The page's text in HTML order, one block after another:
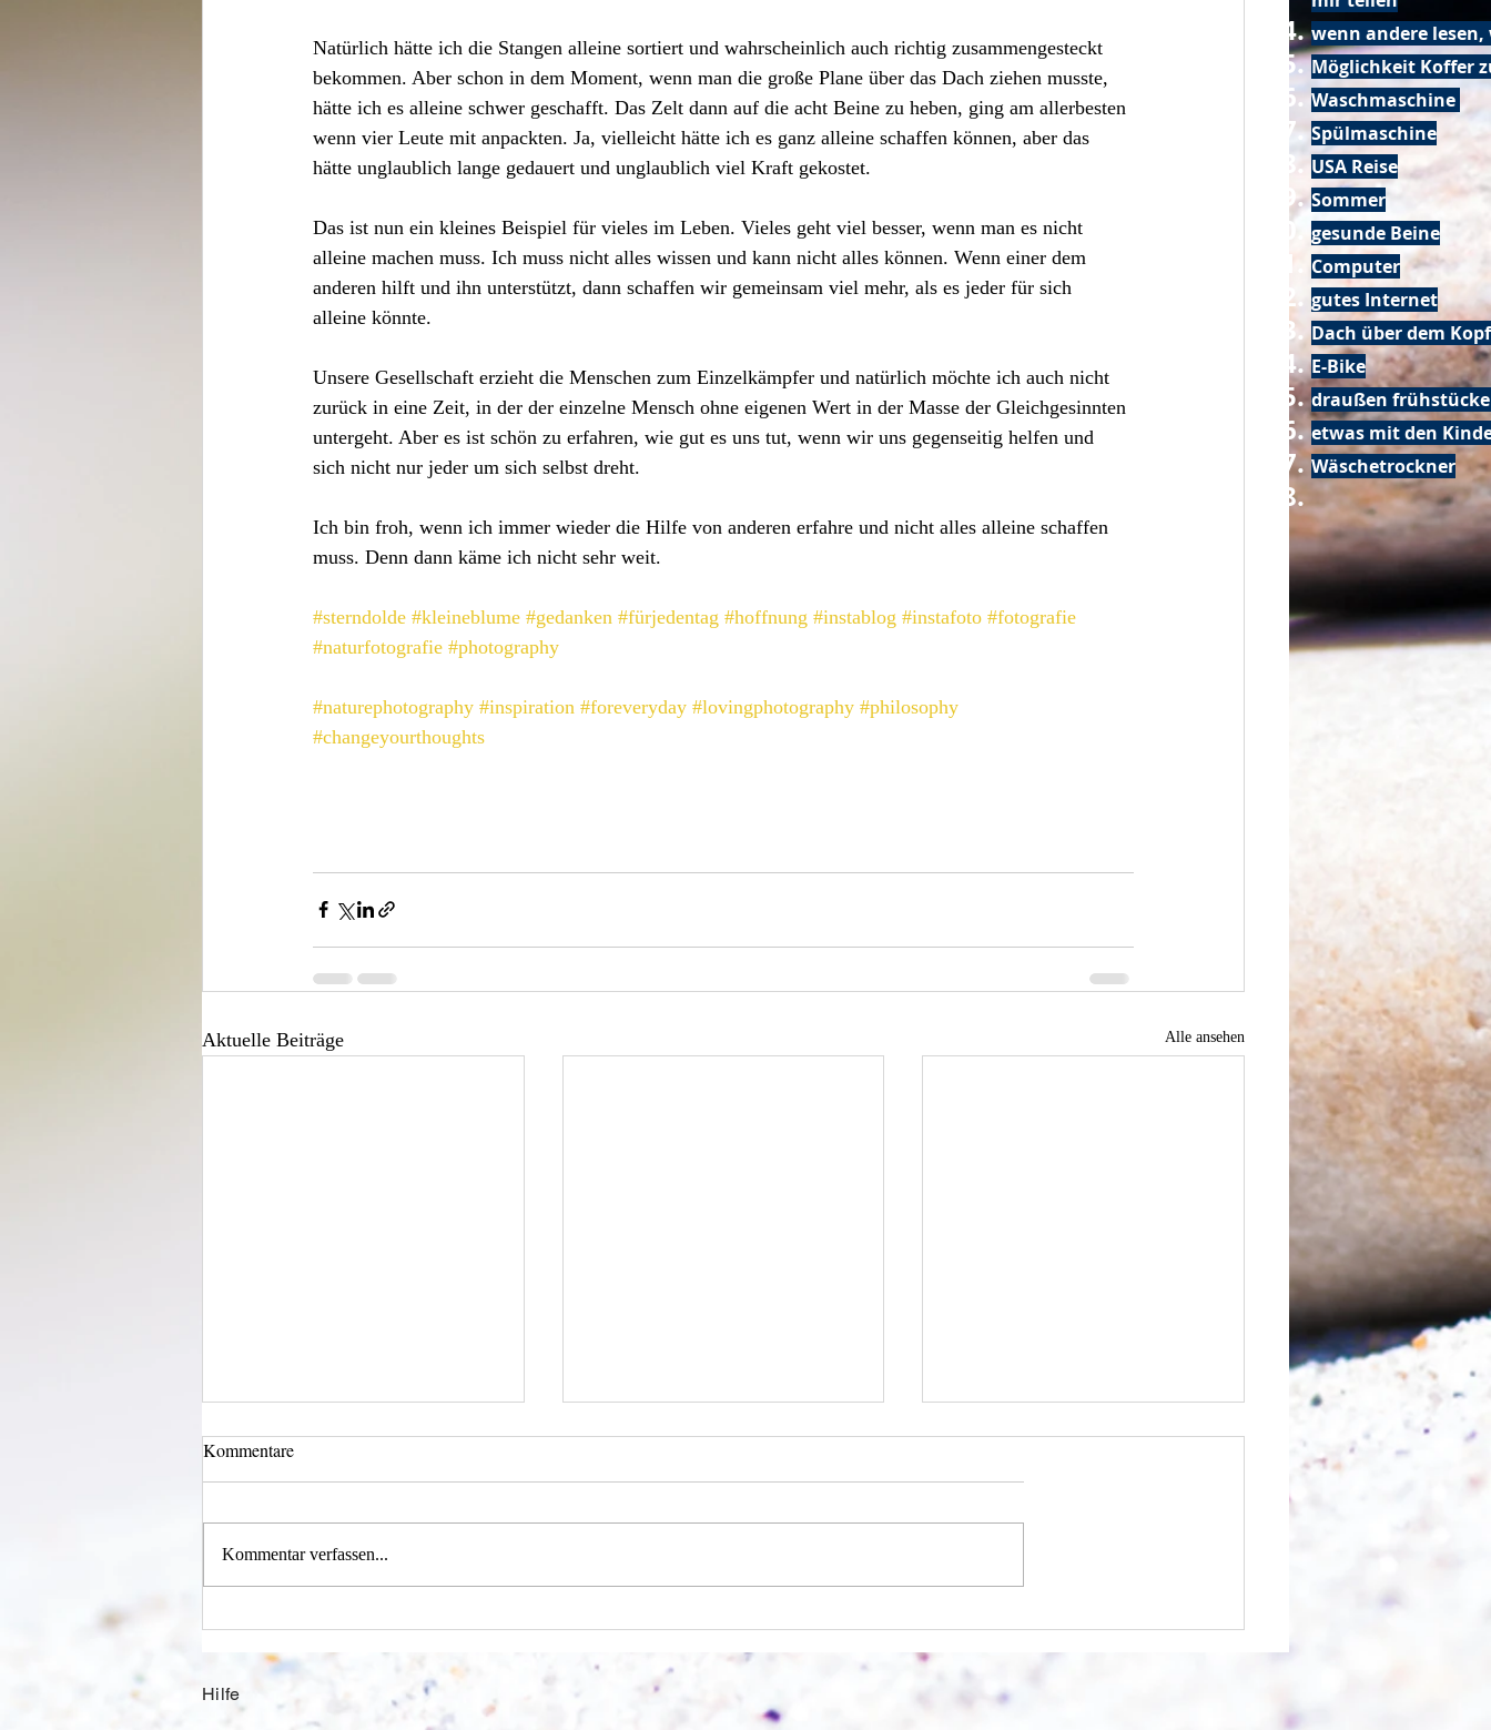
Natürlich hätte ich die Stangen alleine sortiert und wahrscheinlich auch richtig zusammengesteckt
bekommen. Aber schon in dem Moment, wenn man die große Plane über das Dach ziehen musste,
hätte ich es alleine schwer geschafft. Das Zelt dann auf die acht Beine zu heben, ging am allerbesten
wenn vier Leute mit anpackten. Ja, vielleicht hätte ich es ganz alleine schaffen können, aber das
hätte unglaublich lange gedauert und unglaublich viel Kraft gekostet.
Das ist nun ein kleines Beispiel für vieles im Leben. Vieles geht viel besser, wenn man es nicht
alleine machen muss. Ich muss nicht alles wissen und kann nicht alles können. Wenn einer dem
anderen hilft und ihn unterstützt, dann schaffen wir gemeinsam viel mehr, als es jeder für sich
alleine könnte.
Unsere Gesellschaft erzieht die Menschen zum Einzelkämpfer und natürlich möchte ich auch nicht
zurück in eine Zeit, in der der einzelne Mensch ohne eigenen Wert in der Masse der Gleichgesinnten
untergeht. Aber es ist schön zu erfahren, wie gut es uns tut, wenn wir uns gegenseitig helfen und
sich nicht nur jeder um sich selbst dreht.
Ich bin froh, wenn ich immer wieder die Hilfe von anderen erfahre und nicht alles alleine schaffen
muss. Denn dann käme ich nicht sehr weit.
#sterndolde #kleineblume #gedanken #fürjedentag #hoffnung #instablog #instafoto #fotografie
#naturfotografie #photography
#naturephotography #inspiration #foreveryday #lovingphotography #philosophy
#changeyourthoughts
Aktuelle Beiträge Alle ansehen
Kommentare
Kommentar verfassen...
wenn andere lesen,
Möglichkeit Koffer
Waschmaschine
Spülmaschine
USA Reise
Sommer
gesunde Beine
Computer
gutes Internet
Dach über dem Kopf
E-Bike
draußen
etwas mit den
Wäschetrockner
Hilfe